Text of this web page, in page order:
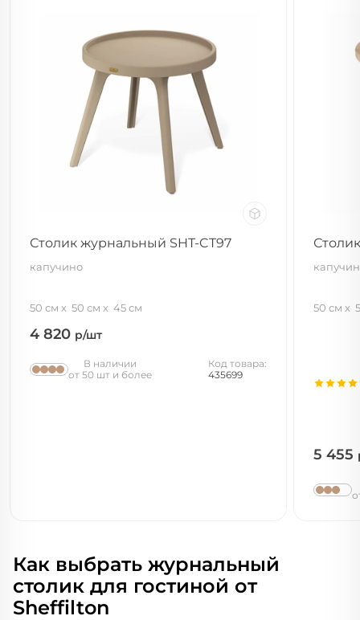
Столик журнальный SHT-CT97
капучино
50 см 50 см 45 см
4 820 р/шт
В наличии
от 50 шт и более
Код товара:
435699
50 см
5 455
Как выбрать журнальный
столик для гостиной от
Sheffilton